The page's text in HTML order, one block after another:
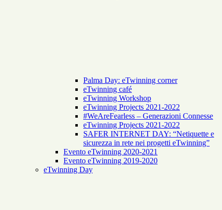
Palma Day: eTwinning corner
eTwinning café
eTwinning Workshop
eTwinning Projects 2021-2022
#WeAreFearless – Generazioni Connesse
eTwinning Projects 2021-2022
SAFER INTERNET DAY: “Netiquette e
sicurezza in rete nei progetti eTwinning”
Evento eTwinning 2020-2021
Evento eTwinning 2019-2020
eTwinning Day